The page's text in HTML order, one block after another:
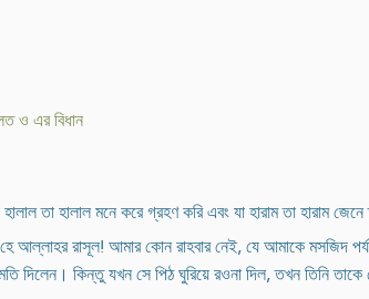
ও এর বিধান
তা হালাল মনে করে গ্রহণ করি এবং যা হারাম তা হারাম
রাসূল! আমার কোন রাহবার নেই, যে আমাকে মসজিদ
কিন্তু যখন সে পিঠ ঘুরিয়ে রওনা দিল, তখন তিনি